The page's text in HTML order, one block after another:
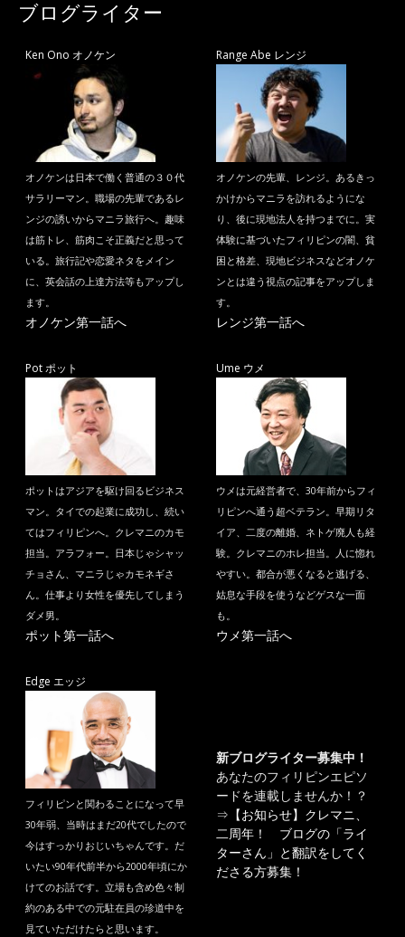
ブログライター
Ken Ono オノケン
オノケンは日本で働く普通の３０代
サラリーマン。職場の先輩であるレ
ンジの誘いからマニラ旅行へ。趣味
は筋トレ、筋肉こそ正義だと思って
いる。旅行記や恋愛ネタをメイン
に、英会話の上達方法等もアップし
ます。
オノケン第一話へ
Range Abe レンジ
オノケンの先輩、レンジ。あるきっ
かけからマニラを訪れるようにな
り、後に現地法人を持つまでに。実
体験に基づいたフィリピンの闇、貧
困と格差、現地ビジネスなどオノケ
ンとは違う視点の記事をアップしま
す。
レンジ第一話へ
Pot ポット
ポットはアジアを駆け回るビジネス
マン。タイでの起業に成功し、続い
てはフィリピンへ。クレマニのカモ
担当。アラフォー。日本じゃシャッ
チョさん、マニラじゃカモネギさ
ん。仕事より女性を優先してしまう
ダメ男。
ポット第一話へ
Ume ウメ
ウメは元経営者で、30年前からフィ
リピンへ通う超ベテラン。早期リタ
イア、二度の離婚、ネトゲ廃人も経
験。クレマニのホレ担当。人に惚れ
やすい。都合が悪くなると逃げる、
姑息な手段を使うなどゲスな一面
も。
ウメ第一話へ
Edge エッジ
フィリピンと関わることになって早
30年弱、当時はまだ20代でしたので
今はすっかりおじいちゃんです。だ
いたい90年代前半から2000年頃にか
けてのお話です。立場も含め色々制
約のある中での元駐在員の珍道中を
見ていただけたらと思います。
新ブログライター募集中！
あなたのフィリピンエピソ
ードを連載しませんか！？
⇒ 【お知らせ】クレマニ、
二周年！ ブログの「ライ
ターさん」と翻訳をしてく
ださる方募集！